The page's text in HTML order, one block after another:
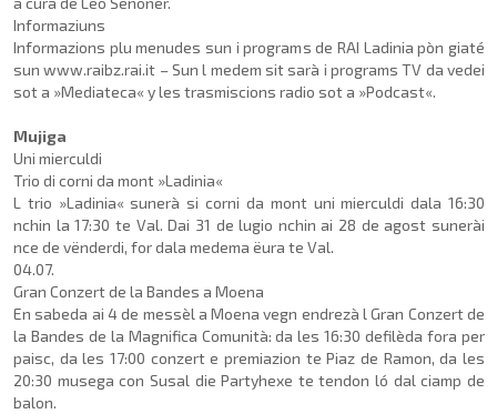
Informaziuns
Informazions plu menudes sun i programs de RAI Ladi­nia pòn giaté
sun www.raibz.rai.it – Sun l medem sit sarà i programs TV da vedei
sot a »Mediateca« y les trasmi­scions radio sot a »Podcast«.
Mujiga
Uni mierculdi
Trio di corni da mont »Ladinia«
L trio »Ladinia« sunerà si cor­ni da mont uni mierculdi da­la 16:30
nchin la 17:30 te Val. Dai 31 de lugio nchin ai 28 de agost sunerài
nce de vënderdi, for dala medema ëura te Val.
04.07.
Gran Conzert de la Bandes a Moena
En sabeda ai 4 de messèl a Moena vegn endrezà l Gran Conzert de
la Bandes de la Magnifica Comunità: da les 16:30 defilèda fora per
paisc, da les 17:00 conzert e premia­zion te Piaz de Ramon, da les
20:30 musega con Susal die Partyhexe te tendon ló dal ciamp de
balon.